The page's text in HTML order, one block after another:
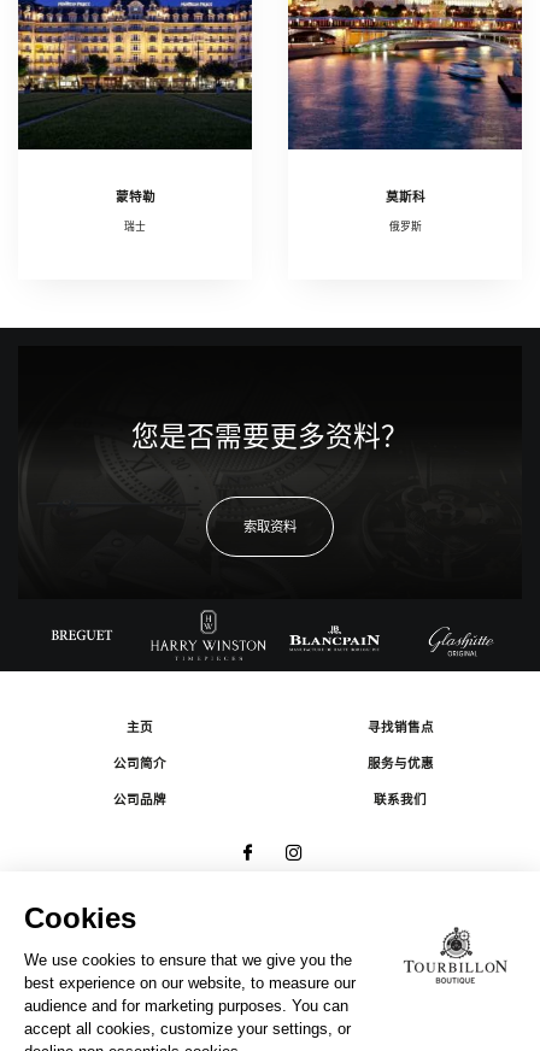
蒙特勒
瑞士
莫斯科
俄罗斯
您是否需要更多资料？
索取资料
主页
公司简介
公司品牌
寻找销售点
服务与优惠
联系我们
A COMPANY OF THE